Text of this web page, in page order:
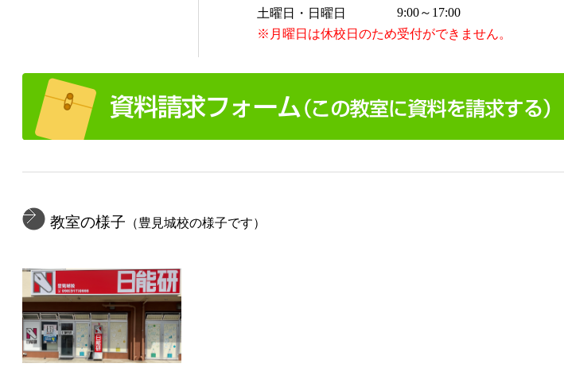
土曜日・日曜日
9:00～17:00
※月曜日は休校日のため受付ができません。
教室の様子 （豊見城校の様子です）